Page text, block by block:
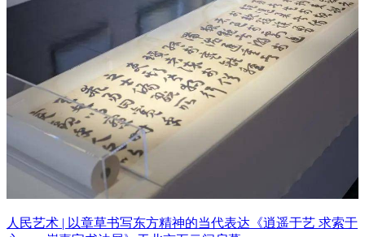
人民艺术 | 以章草书写东方精神的当代表达《逍遥于艺 求索于